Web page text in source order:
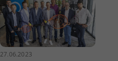
27.06.2023